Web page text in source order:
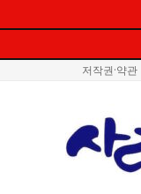
저작권·약관